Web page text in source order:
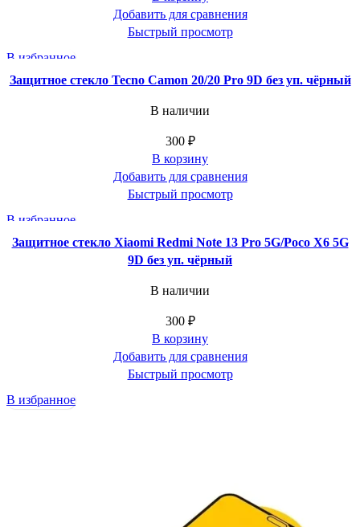
Добавить для сравнения
Быстрый просмотр
В избранное
Защитное стекло Tecno Camon 20/20 Pro 9D без уп. чёрный
В наличии
300 ₽
В корзину
Добавить для сравнения
Быстрый просмотр
В избранное
Защитное стекло Xiaomi Redmi Note 13 Pro 5G/Poco X6 5G
9D без уп. чёрный
В наличии
300 ₽
В корзину
Добавить для сравнения
Быстрый просмотр
В избранное